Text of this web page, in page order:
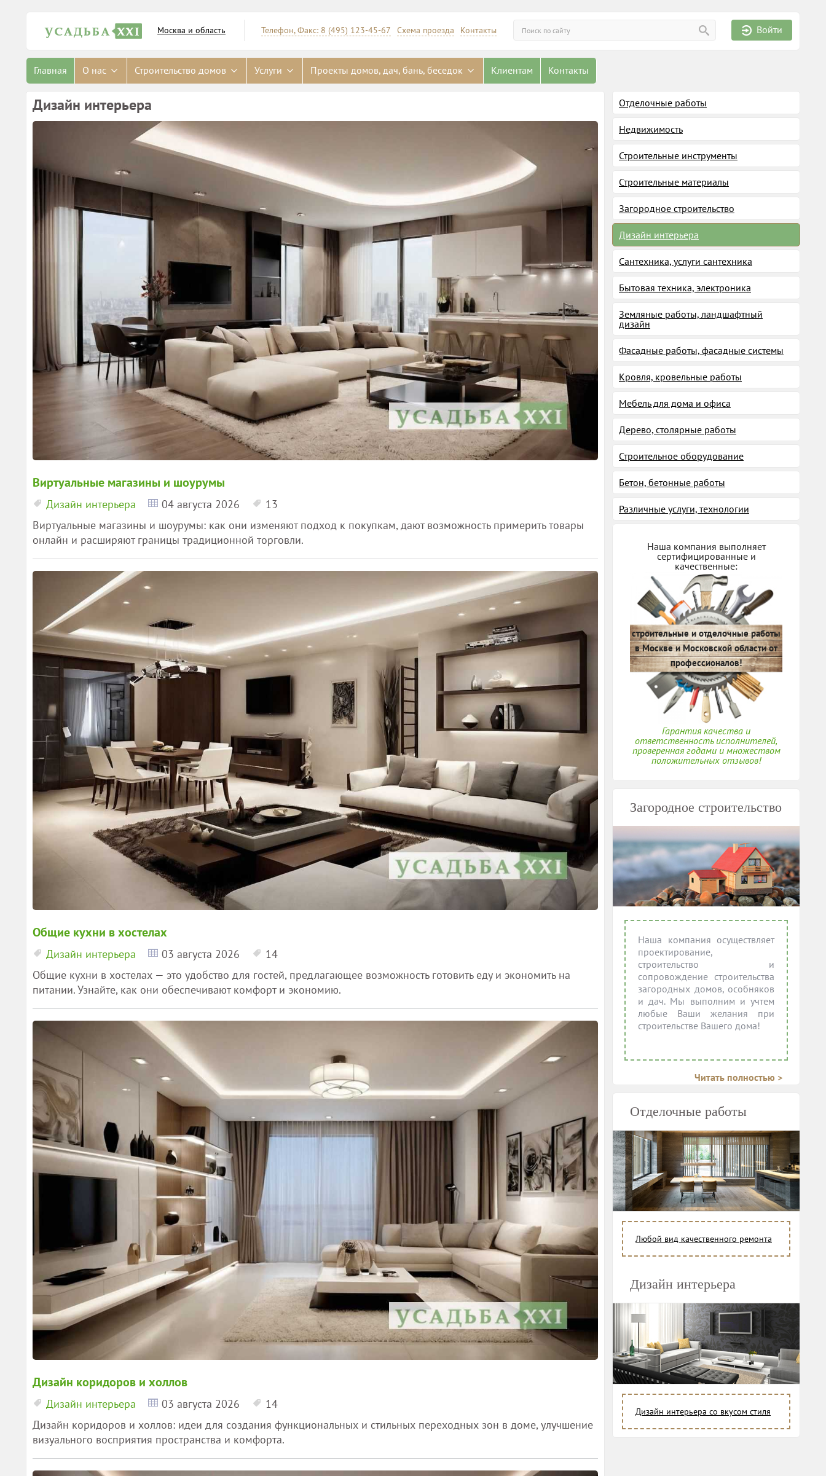
Войти
Искать
Телефон, Факс: 8 (495) 123-45-67 Схема проезда Контакты
Москва и область
Главная О нас Строительство домов Услуги Проекты домов, дач, бань, беседок Клиентам Контакты
Дизайн интерьера
Виртуальные магазины и шоурумы
Дизайн интерьера 04 августа 2026
13
Виртуальные магазины и шоурумы: как они изменяют подход к покупкам, дают возможность примерить товары
онлайн и расширяют границы традиционной торговли.
Общие кухни в хостелах
Дизайн интерьера 03 августа 2026
14
Общие кухни в хостелах — это удобство для гостей, предлагающее возможность готовить еду и экономить на
питании. Узнайте, как они обеспечивают комфорт и экономию.
Дизайн коридоров и холлов
Дизайн интерьера 03 августа 2026
14
Дизайн коридоров и холлов: идеи для создания функциональных и стильных переходных зон в доме, улучшение
визуального восприятия пространства и комфорта.
Отделочные работы
Недвижимость
Строительные инструменты
Строительные материалы
Загородное строительство
Дизайн интерьера
Сантехника, услуги сантехника
Бытовая техника, электроника
Земляные работы, ландшафтный
дизайн
Фасадные работы, фасадные системы
Кровля, кровельные работы
Мебель для дома и офиса
Дерево, столярные работы
Строительное оборудование
Бетон, бетонные работы
Различные услуги, технологии
Наша компания выполняет
сертифицированные и
качественные:
строительные и отделочные работы
в Москве и Московской области от
профессионалов!
Гарантия качества и
ответственность исполнителей,
проверенная годами и множеством
положительных отзывов!
Загородное строительство
Наша компания осуществляет
проектирование,
строительство и
сопровождение строительства
загородных домов, особняков
и дач. Мы выполним и учтем
любые Ваши желания при
строительстве Вашего дома!
Читать полностью >
Отделочные работы
Любой вид качественного ремонта
Дизайн интерьера
Дизайн интерьера со вкусом стиля